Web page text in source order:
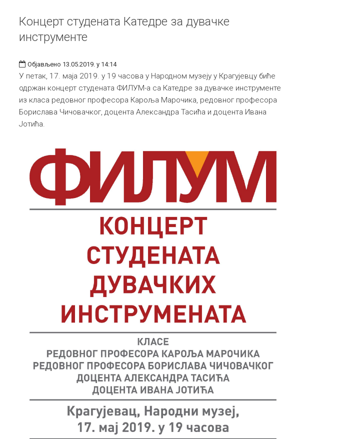
Концерт студената Катедре за дувачке
инструменте
Објављено 13.05.2019. у 14:14
У петак, 17. маја 2019. у 19 часова у Народном музеју у Крагујевцу биће
одржан концерт студената ФИЛУМ-а са Катедре за дувачке инструменте
из класа редовног професора Кароља Марочика, редовног професора
Борислава Чичовачког, доцента Александра Тасића и доцента Ивана
Јотића.